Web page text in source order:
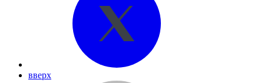
вверх